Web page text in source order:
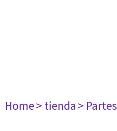
Home> tienda> Partes